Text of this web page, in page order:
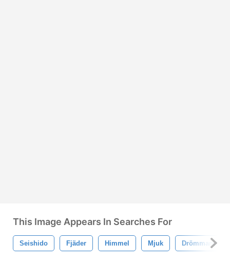
This Image Appears In Searches For
Seishido Fjäder Himmel Mjuk Drömmande